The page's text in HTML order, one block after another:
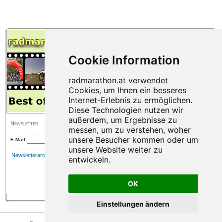
OK
Einstellungen ändern
Newsletter
E-Mail
Newsletterarchiv